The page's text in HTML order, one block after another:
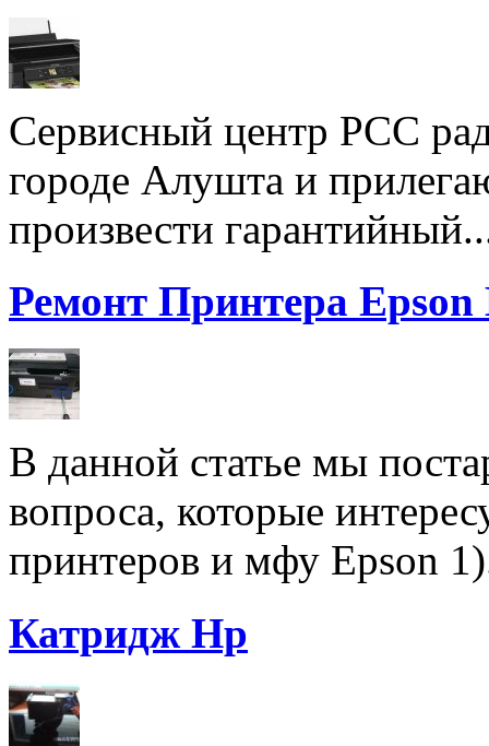
Сервисный центр РСС
городе Алушта и
произвести
Ремонт Принтера
В данной статье мы
вопроса, которые
принтеров и мфу Epson
Катридж Hp